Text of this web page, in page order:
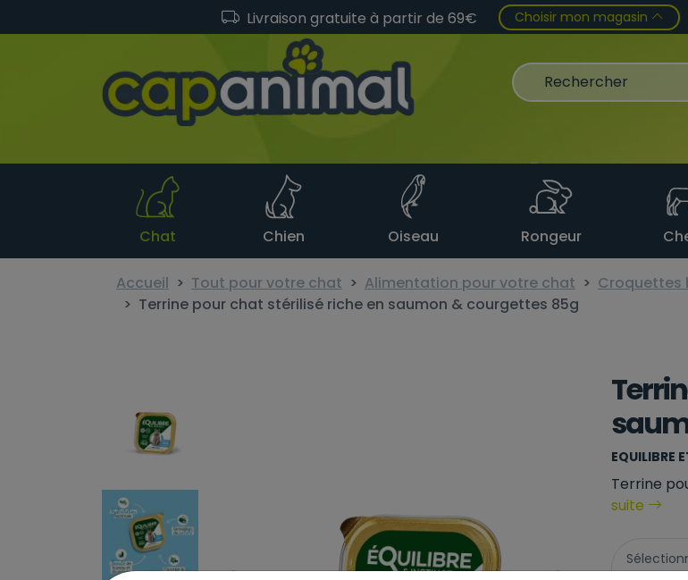
Livraison gratuite à partir de 69€ Choisir mon magasin
Chat Chien Oiseau Rongeur
Accueil Tout pour votre chat Alimentation pour votre chat
Croquettes
Terrine pour chat stérilisé riche en saumon & courgettes 85g
EQUILIBRE
Terrine
suite